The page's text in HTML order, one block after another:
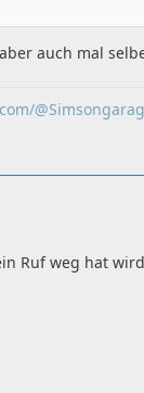
auch mal
Ruf weg hat